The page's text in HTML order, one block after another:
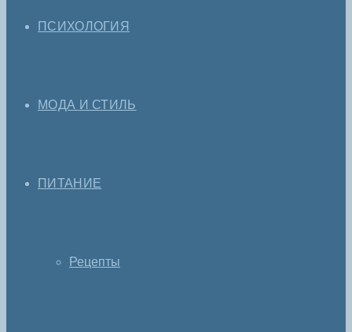
ПСИХОЛОГИЯ
МОДА И СТИЛЬ
ПИТАНИЕ
Рецепты